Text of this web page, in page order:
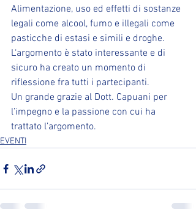
Alimentazione, uso ed effetti di sostanze
legali come alcool, fumo e illegali come
pasticche di estasi e simili e droghe.
L‘argomento è stato interessante e di
sicuro ha creato un momento di
riflessione fra tutti i partecipanti.
Un grande grazie al Dott. Capuani per
l’impegno e la passione con cui ha
trattato l’argomento.
EVENTI